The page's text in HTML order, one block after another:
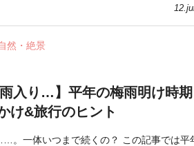
然・絶景
雨入り…】平年の梅雨明け時
け&旅行のヒント
。一体いつまで続くの？ この記事では平